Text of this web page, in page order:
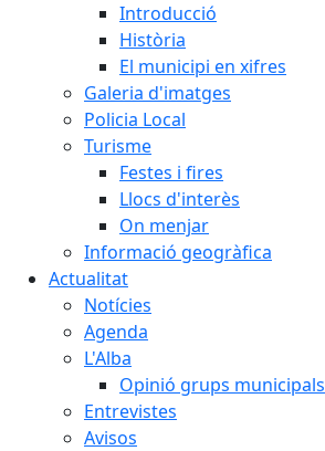
Introducció
Història
El municipi en xifres
Galeria d'imatges
Policia Local
Turisme
Festes i fires
Llocs d'interès
On menjar
Informació geogràfica
Actualitat
Notícies
Agenda
L'Alba
Opinió grups municipals
Entrevistes
Avisos